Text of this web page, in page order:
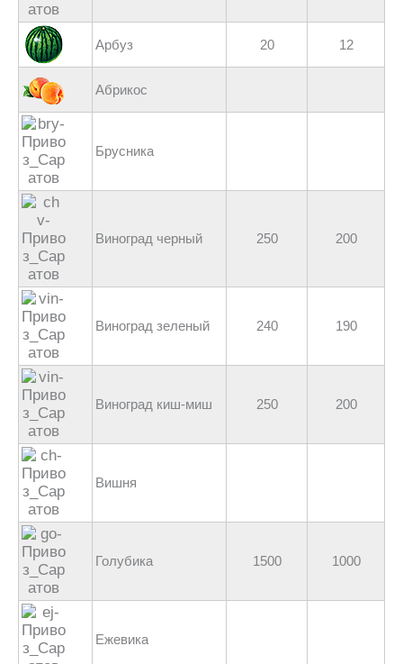
Арбуз 20 12
Абрикос
Брусника
Виноград черный 250 200
Виноград зеленый 240 190
Виноград киш-миш 250 200
Вишня
Голубика 1500 1000
Ежевика